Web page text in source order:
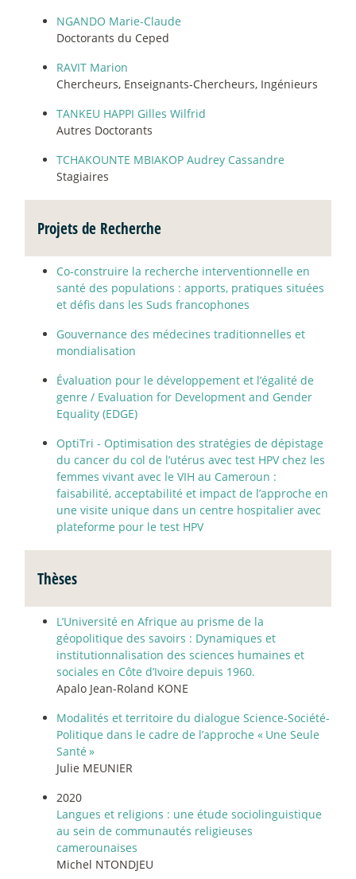
NGANDO Marie-Claude
Doctorants du Ceped
RAVIT Marion
Chercheurs, Enseignants-Chercheurs, Ingénieurs
TANKEU HAPPI Gilles Wilfrid
Autres Doctorants
TCHAKOUNTE MBIAKOP Audrey Cassandre
Stagiaires
Projets de Recherche
Co-construire la recherche interventionnelle en
santé des populations : apports, pratiques situées
et défis dans les Suds francophones
Gouvernance des médecines traditionnelles et
mondialisation
Évaluation pour le développement et l’égalité de
genre / Evaluation for Development and Gender
Equality (EDGE)
OptiTri - Optimisation des stratégies de dépistage
du cancer du col de l’utérus avec test HPV chez les
femmes vivant avec le VIH au Cameroun :
faisabilité, acceptabilité et impact de l’approche en
une visite unique dans un centre hospitalier avec
plateforme pour le test HPV
Thèses
L’Université en Afrique au prisme de la
géopolitique des savoirs : Dynamiques et
institutionnalisation des sciences humaines et
sociales en Côte d’Ivoire depuis 1960.
Apalo Jean-Roland KONE
Modalités et territoire du dialogue Science-Société-
Politique dans le cadre de l’approche « Une Seule
Santé »
Julie MEUNIER
2020
Langues et religions : une étude sociolinguistique
au sein de communautés religieuses
camerounaises
Michel NTONDJEU